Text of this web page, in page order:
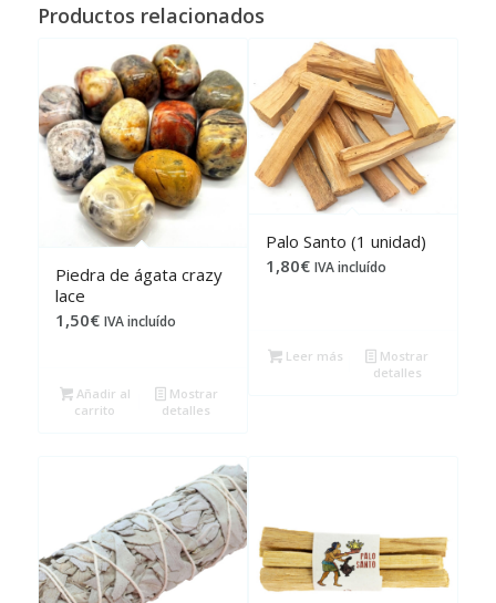
Productos relacionados
Piedra de ágata crazy
lace
1,50€ IVA incluído
Añadir al
carrito
Mostrar
detalles
Palo Santo (1 unidad)
1,80€ IVA incluído
Leer más
Mostrar
detalles